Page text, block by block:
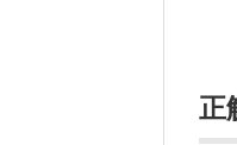
正